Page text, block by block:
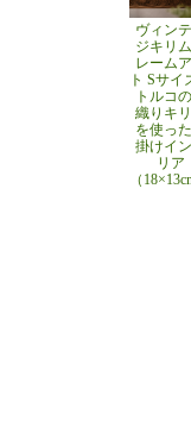
ヴィン
ジキリ
レーム
ト Sサイ
トルコ
織りキ
を使っ
掛けイ
リア
（